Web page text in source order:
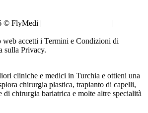
© FlyMedi |
|
web accetti i Termini e Condizioni di
sulla Privacy.
cliniche e medici in Turchia e ottieni una
chirurgia plastica, trapianto di capelli,
di chirurgia bariatrica e molte altre specialità